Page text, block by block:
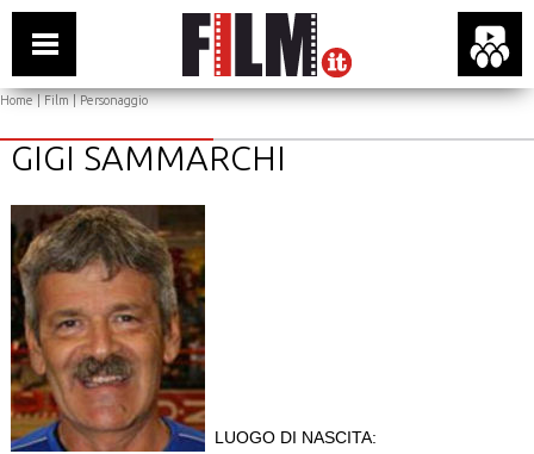
Home|Film| Personaggio
GIGI SAMMARCHI
LUOGO DI NASCITA: